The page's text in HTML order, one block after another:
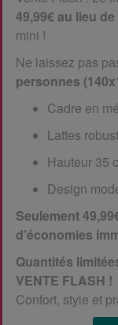
49,99€ au lieu de
mini !
Ne laissez pas
personnes
Cadre en
Lattes
Hauteur 35
Design
Seulement
d’économies
Quantités
VENTE FLASH !
Confort, style et